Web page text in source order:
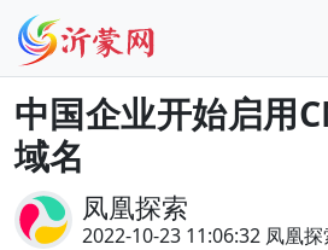
中国企业开始启用
域名
凤凰探索
2022-10-23 11:06:32 凤凰探